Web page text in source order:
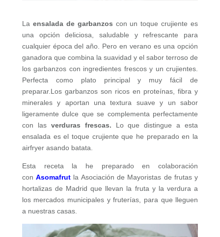
La ensalada de garbanzos con un toque crujiente es
una opción deliciosa, saludable y refrescante para
cualquier época del año. Pero en verano es una opción
ganadora que combina la suavidad y el sabor terroso de
los garbanzos con ingredientes frescos y un crujientes.
Perfecta como plato principal y muy fácil de
preparar. Los garbanzos son ricos en proteínas, fibra y
minerales y aportan una textura suave y un sabor
ligeramente dulce que se complementa perfectamente
con las verduras frescas. Lo que distingue a esta
ensalada es el toque crujiente que he preparado en la
airfryer asando batata.
Esta receta la he preparado en colaboración
conAsomafrut la Asociación de Mayoristas de frutas y
hortalizas de Madrid que llevan la fruta y la verdura a
los mercados municipales y fruterías, para que lleguen
a nuestras casas.